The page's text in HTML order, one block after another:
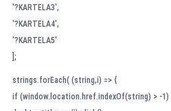
'?KARTELA3',
'?KARTELA4',
'?KARTELA5'
];
strings.forEach( (string,i) => {
if (window.location.href.indexOf(string) > -1)